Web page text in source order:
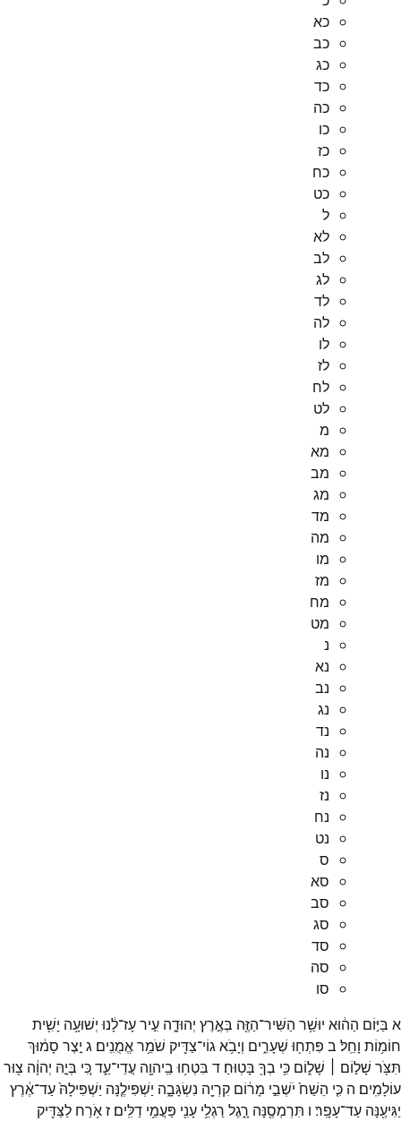
כא
כב
כג
כד
כה
כו
כז
כח
כט
ל
לא
לב
לג
לד
לה
לו
לז
לח
לט
מ
מא
מב
מג
מד
מה
מו
מז
מח
מט
נ
נא
נב
נג
נד
נה
נו
נז
נח
נט
ס
סא
סב
סג
סד
סה
סו
א בַּיּ֣וֹם הַה֔וּא יוּשַׁ֥ר הַשִּׁיר־הַזֶּ֖ה בְּאֶ֣רֶץ יְהוּדָ֑ה עִ֣ירעָז־לָ֔נוּ יְשׁוּעָ֥ה יָשִׁ֖ית
חוֹמ֥וֹת וָחֵֽל׃ ב פִּתְח֖וּ שְׁעָרִ֑ים וְיָבֹ֥אגוֹי־צַדִּ֖יק שֹׁמֵ֥ראֱמֻנִֽים׃ ג יֵ֣צֶר סָמ֔וּךְ
תִּצֹּ֖ר שָׁל֣וֹם ׀ שָׁל֑וֹם כִּ֥י בְךָ֖ בָּטֽוּחַ׃ ד בִּטְח֥וּ בַֽיהוָ֖ה עֲדֵי־עַ֑דכִּ֚י בְּיָ֣הּ יְהוָ֔ה צ֖וּר
עוֹלָמִֽים׃ ה כִּ֤י הֵשַׁח֙ יֹשְׁבֵ֣י מָר֔וֹם קִרְיָ֖ה נִשְׂגָּבָ֑ה יַשְׁפִּילֶ֤נָּה יַשְׁפִּילָהּ֙עַד־אֶ֔רֶץ
יַגִּיעֶ֖נָּה עַד־עָפָֽר׃ ו תִּרְמְסֶ֖נָּה רָ֑גֶל רַגְלֵ֥י עָנִ֖י פַּעֲמֵ֥י דַלִּֽים׃ זאֹ֥רַח לַצַּדִּ֖יק